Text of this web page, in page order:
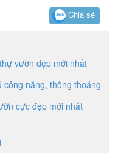
Chia sẻ
vườn đẹp mới nhất
công năng, thông thoáng
cực đẹp mới nhất